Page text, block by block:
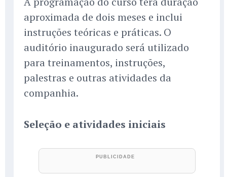
aproximada de dois meses e inclui
instruções teóricas e práticas. O
auditório inaugurado será utilizado
para treinamentos, instruções,
palestras e outras atividades da
companhia.
Seleção e atividades iniciais